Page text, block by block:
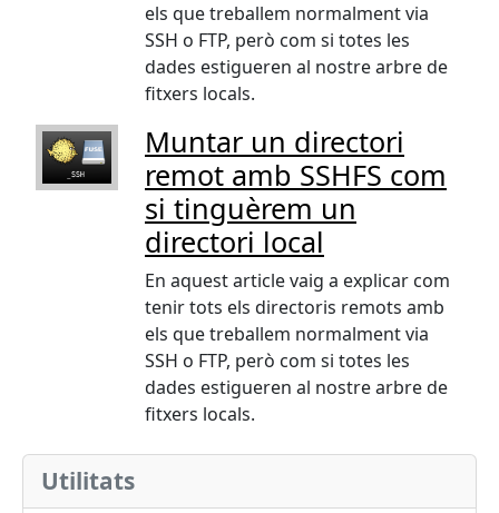
els que treballem normalment via
SSH o FTP, però com si totes les
dades estigueren al nostre arbre de
fitxers locals.
Muntar un directori
remot amb SSHFS com
si tinguèrem un
directori local
En aquest article vaig a explicar com
tenir tots els directoris remots amb
els que treballem normalment via
SSH o FTP, però com si totes les
dades estigueren al nostre arbre de
fitxers locals.
Utilitats